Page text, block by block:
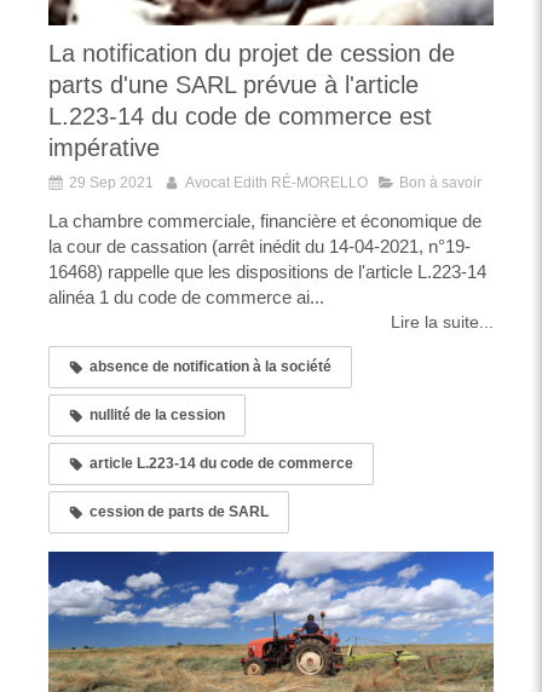
La notification du projet de cession de
parts d'une SARL prévue à l'article
L.223-14 du code de commerce est
impérative
29 Sep 2021 Avocat Edith RÉ-MORELLO Bon à savoir
La chambre commerciale, financière et économique de
la cour de cassation (arrêt inédit du 14-04-2021, n°19-
16468) rappelle que les dispositions de l'article L.223-14
alinéa 1 du code de commerce ai...
Lire la suite...
absence de notification à la société
nullité de la cession
article L.223-14 du code de commerce
cession de parts de SARL